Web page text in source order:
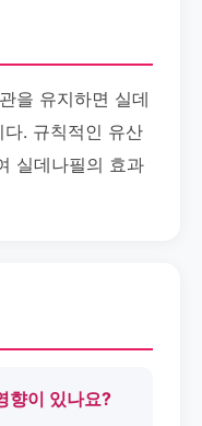
을 유지하면 실데
. 규칙적인 유산
실데나필의 효과
향이 있나요?